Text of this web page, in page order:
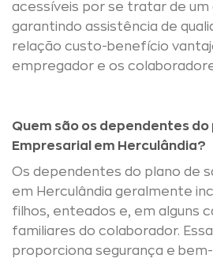
acessíveis por se tratar de
garantindo assistência de
relação custo-benefício
empregador e os
Quem são os dependentes do
Empresarial em Herculândia?
Os dependentes do plano de
em Herculândia geralmente
filhos, enteados e, em alguns
familiares do colaborador.
proporciona segurança e